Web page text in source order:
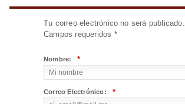
Tu correo electrónico no será publicado.
Campos requeridos *
Nombre: *
Correo Electrónico: *